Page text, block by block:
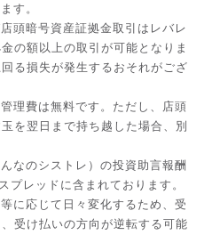
す。
頭暗号資産証拠金取引はレバレ
の額以上の取引が可能となりま
る損失が発生するおそれがござ
理費は無料です。ただし、店頭
を翌日まで持ち越した場合、別
なのシストレ）の投資助言報酬
レッドに含まれております。
に応じて日々変化するため、受
受け払いの方向が逆転する可能